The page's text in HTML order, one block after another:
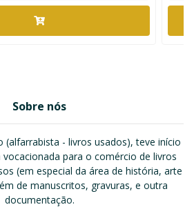
Sobre nós
(alfarrabista - livros usados), teve início
vocacionada para o comércio de livros
(em especial da área de história, arte
de manuscritos, gravuras, e outra
documentação.